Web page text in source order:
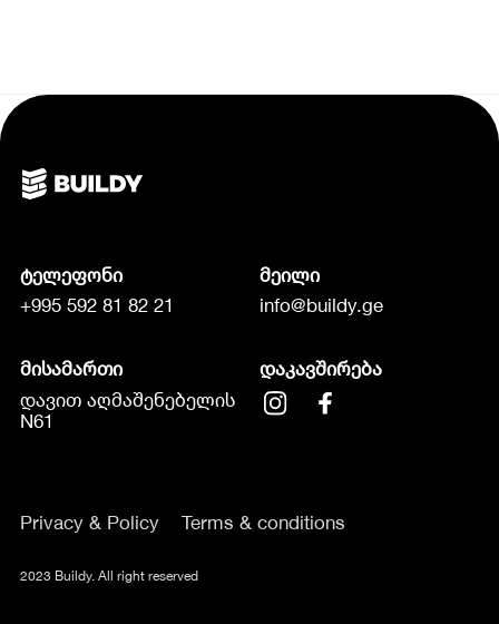
ტელეფონი
+995 592 81 82 21
მეილი
info@buildy.ge
მისამართი
დავით აღმაშენებელის
N61
დაკავშირება
Privacy & Policy Terms & conditions
2023 Buildy. All right reserved